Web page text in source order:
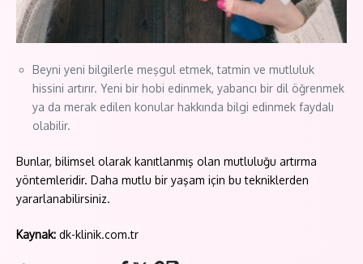
Beyni yeni bilgilerle meşgul etmek, tatmin ve mutluluk
hissini artırır. Yeni bir hobi edinmek, yabancı bir dil öğrenmek
ya da merak edilen konular hakkında bilgi edinmek faydalı
olabilir.
Bunlar, bilimsel olarak kanıtlanmış olan mutluluğu artırma
yöntemleridir. Daha mutlu bir yaşam için bu tekniklerden
yararlanabilirsiniz.
Kaynak: dk-klinik.com.tr